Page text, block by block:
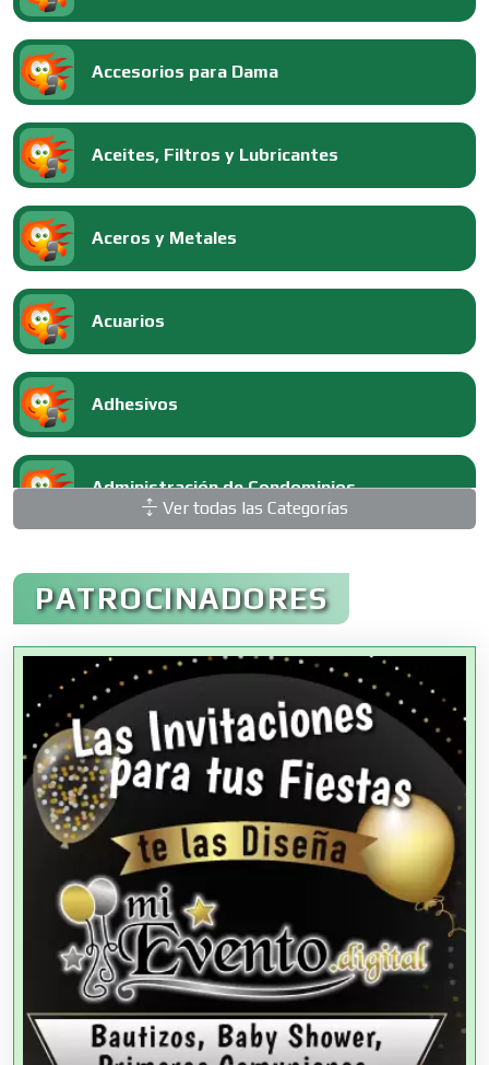
Accesorios para Dama
Aceites, Filtros y Lubricantes
Aceros y Metales
Acuarios
Adhesivos
Administración de Condominios
Administración de Empresas
Agencias Aduanales
Agencias de Autos
Agencias de Cobranza
Agencias de Colocación
Agencias de Modelos
Ver todas las Categorías
PATROCINADORES